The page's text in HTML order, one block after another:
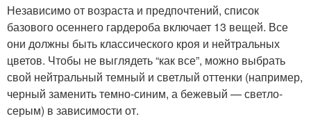
Независимо от возраста и предпочтений, список
базового осеннего гардероба включает 13 вещей. Все
они должны быть классического кроя и нейтральных
цветов. Чтобы не выглядеть “как все”, можно выбрать
свой нейтральный темный и светлый оттенки (например,
черный заменить темно-синим, а бежевый — светло-
серым) в зависимости от.